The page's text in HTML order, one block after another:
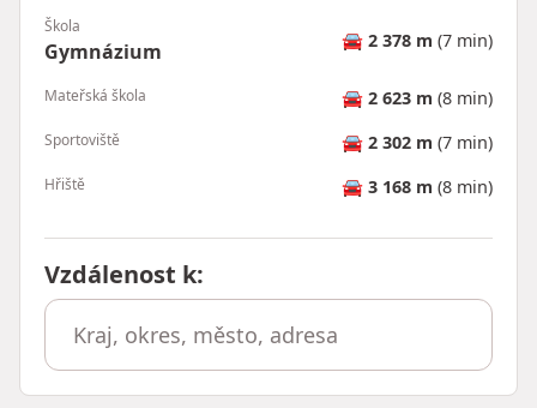
Škola
Gymnázium 🚘 2 378 m (7 min)
Mateřská škola 🚘 2 623 m (8 min)
Sportoviště 🚘 2 302 m (7 min)
Hřiště 🚘 3 168 m (8 min)
Vzdálenost k: